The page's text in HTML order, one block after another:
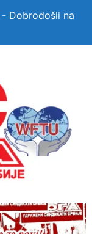
- Dobrodošli na